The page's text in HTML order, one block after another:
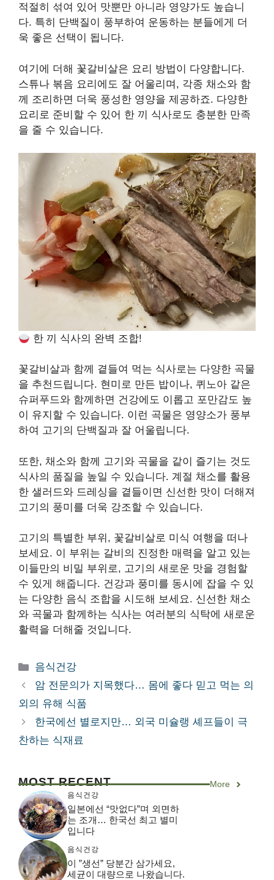
적절히 섞여 있어 맛뿐만 아니라 영양가도 높습니
다. 특히 단백질이 풍부하여 운동하는 분들에게 더
욱 좋은 선택이 됩니다.
여기에 더해 꽃갈비살은 요리 방법이 다양합니다.
스튜나 볶음 요리에도 잘 어울리며, 각종 채소와 함
께 조리하면 더욱 풍성한 영양을 제공하죠. 다양한
요리로 준비할 수 있어 한 끼 식사로도 충분한 만족
을 줄 수 있습니다.
한 끼 식사의 완벽 조합!
꽃갈비살과 함께 곁들여 먹는 식사로는 다양한 곡물
을 추천드립니다. 현미로 만든 밥이나, 퀴노아 같은
슈퍼푸드와 함께하면 건강에도 이롭고 포만감도 높
이 유지할 수 있습니다. 이런 곡물은 영양소가 풍부
하여 고기의 단백질과 잘 어울립니다.
또한, 채소와 함께 고기와 곡물을 같이 즐기는 것도
식사의 품질을 높일 수 있습니다. 계절 채소를 활용
한 샐러드와 드레싱을 곁들이면 신선한 맛이 더해져
고기의 풍미를 더욱 강조할 수 있습니다.
고기의 특별한 부위, 꽃갈비살로 미식 여행을 떠나
보세요. 이 부위는 갈비의 진정한 매력을 알고 있는
이들만의 비밀 부위로, 고기의 새로운 맛을 경험할
수 있게 해줍니다. 건강과 풍미를 동시에 잡을 수 있
는 다양한 음식 조합을 시도해 보세요. 신선한 채소
와 곡물과 함께하는 식사는 여러분의 식탁에 새로운
활력을 더해줄 것입니다.
카
테
리
음식건강
암 전문의가 지목했다… 몸에 좋다 믿고 먹는 의
외의 유해 식품
한국에선 별로지만… 외국 미슐랭 셰프들이 극
찬하는 식재료
MOST RECENT More
음식건강
일본에선 “맛없다”며 외면하
는 조개… 한국선 최고 별미
입니다
음식건강
이 ”생선” 당분간 삼가세요,
세균이 대량으로 나왔습니다.